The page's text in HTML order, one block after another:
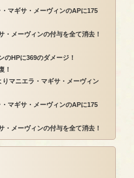
マギサ・メーヴィンのAPに175
メーヴィンの付与を全て消去！
のHPに369のダメージ！
！
りマニエラ・マギサ・メーヴィン
マギサ・メーヴィンのAPに175
メーヴィンの付与を全て消去！